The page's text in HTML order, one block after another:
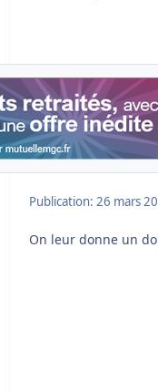
Publication: 26 mars
On leur donne un